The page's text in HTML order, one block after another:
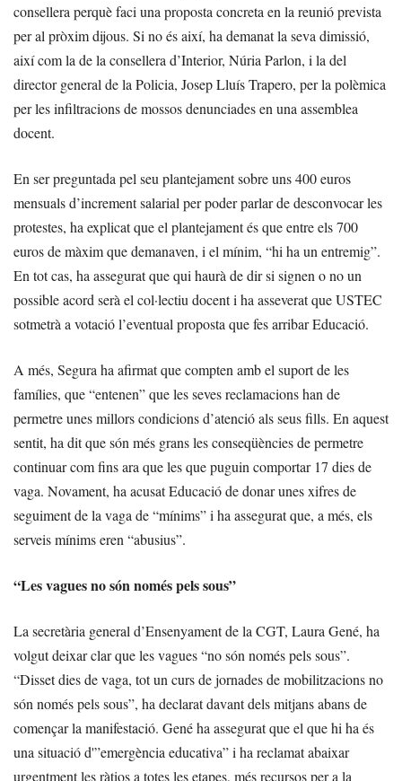
consellera perquè faci una proposta concreta en la reunió prevista
per al pròxim dijous. Si no és així, ha demanat la seva dimissió,
així com la de la consellera d’Interior, Núria Parlon, i la del
director general de la Policia, Josep Lluís Trapero, per la polèmica
per les infiltracions de mossos denunciades en una assemblea
docent.
En ser preguntada pel seu plantejament sobre uns 400 euros
mensuals d’increment salarial per poder parlar de desconvocar les
protestes, ha explicat que el plantejament és que entre els 700
euros de màxim que demanaven, i el mínim, “hi ha un entremig”.
En tot cas, ha assegurat que qui haurà de dir si signen o no un
possible acord serà el col·lectiu docent i ha asseverat que USTEC
sotmetrà a votació l’eventual proposta que fes arribar Educació.
A més, Segura ha afirmat que compten amb el suport de les
famílies, que “entenen” que les seves reclamacions han de
permetre unes millors condicions d’atenció als seus fills. En aquest
sentit, ha dit que són més grans les conseqüències de permetre
continuar com fins ara que les que puguin comportar 17 dies de
vaga. Novament, ha acusat Educació de donar unes xifres de
seguiment de la vaga de “mínims” i ha assegurat que, a més, els
serveis mínims eren “abusius”.
“Les vagues no són només pels sous”
La secretària general d’Ensenyament de la CGT, Laura Gené, ha
volgut deixar clar que les vagues “no són només pels sous”.
“Disset dies de vaga, tot un curs de jornades de mobilitzacions no
són només pels sous”, ha declarat davant dels mitjans abans de
començar la manifestació. Gené ha assegurat que el que hi ha és
una situació d'”emergència educativa” i ha reclamat abaixar
urgentment les ràtios a totes les etapes, més recursos per a la